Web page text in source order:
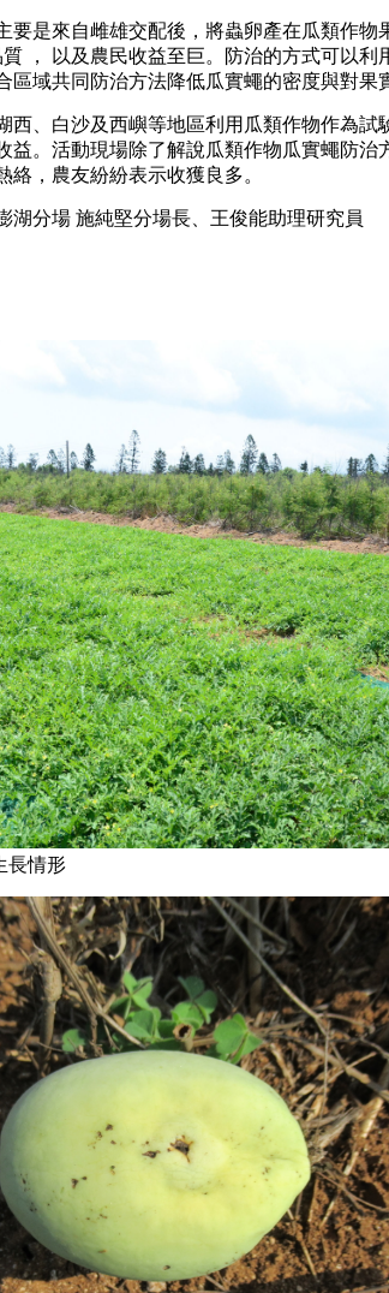
要是來自雌雄交配後，將蟲卵產在瓜類作
， 以及農民收益至巨。防治的方式可以
區域共同防治方法降低瓜實蠅的密度與對果
西、白沙及西嶼等地區利用瓜類作物作為
益。活動現場除了解說瓜類作物瓜實蠅防
，農友紛紛表示收獲良多。
湖分場 施純堅分場長、王俊能助理研究員
長情形